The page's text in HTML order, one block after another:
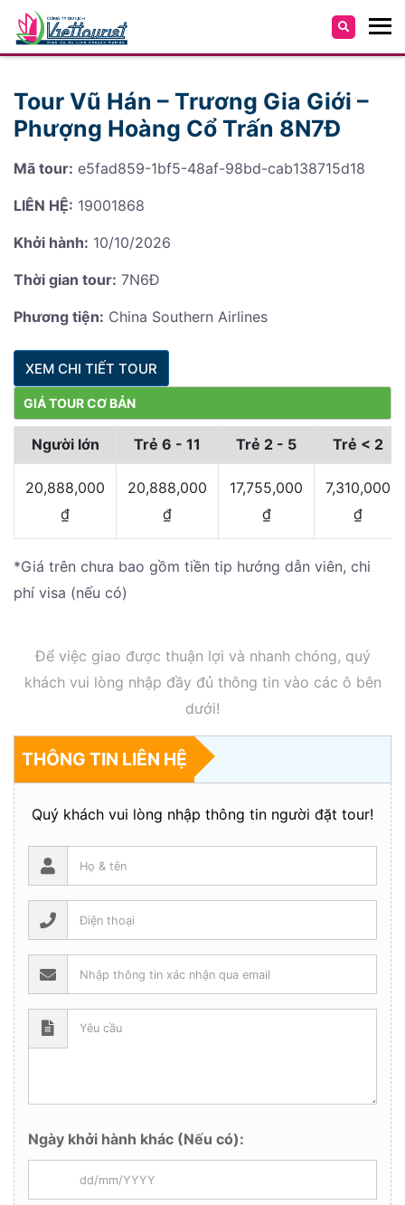
Tour Vũ Hán – Trương Gia Giới –
Phượng Hoàng Cổ Trấn 8N7Đ
Mã tour: e5fad859-1bf5-48af-98bd-cab138715d18
LIÊN HỆ: 19001868
Khởi hành: 10/10/2026
Thời gian tour: 7N6Đ
Phương tiện: China Southern Airlines
XEM CHI TIẾT TOUR
GIÁ TOUR CƠ BẢN
Người lớn Trẻ 6 - 11 Trẻ 2 - 5 Trẻ < 2
20,888,000
₫
20,888,000
₫
17,755,000
₫
7,310,000
₫
*Giá trên chưa bao gồm tiền tip hướng dẫn viên, chi
phí visa (nếu có)
Để việc giao được thuận lợi và nhanh chóng, quý
khách vui lòng nhập đầy đủ thông tin vào các ô bên
dưới!
THÔNG TIN LIÊN HỆ
Quý khách vui lòng nhập thông tin người đặt tour!
Ngày khởi hành khác (Nếu có):